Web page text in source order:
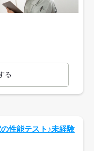
る
性能テスト♪未経験